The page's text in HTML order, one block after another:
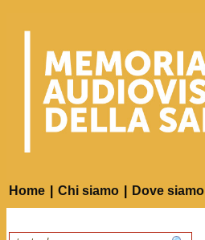
Home Chi siamo Dove siamo